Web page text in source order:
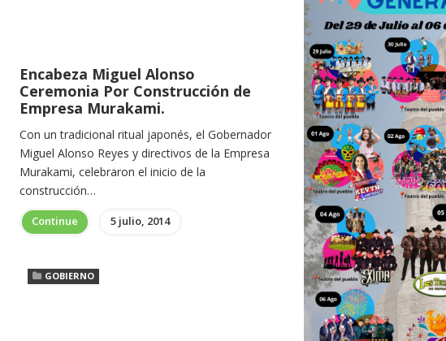
Encabeza Miguel Alonso
Ceremonia Por Construcción de
Empresa Murakami.
Con un tradicional ritual japonés, el Gobernador
Miguel Alonso Reyes y directivos de la Empresa
Murakami, celebraron el inicio de la
construcción…
Continue 5 julio, 2014
GOBIERNO